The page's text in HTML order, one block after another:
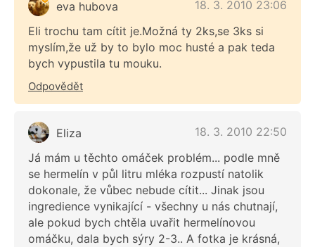
eva hubova
18. 3. 2010 23:06
Eli trochu tam cítit je.Možná ty 2ks,se 3ks si
myslím,že už by to bylo moc husté a pak teda
bych vypustila tu mouku.
Odpovědět
Eliza
18. 3. 2010 22:50
Já mám u těchto omáček problém... podle mně
se hermelín v půl litru mléka rozpustí natolik
dokonale, že vůbec nebude cítit... Jinak jsou
ingredience vynikající - všechny u nás chutnají,
ale pokud bych chtěla uvařit hermelínovou
omáčku, dala bych sýry 2-3.. A fotka je krásná,